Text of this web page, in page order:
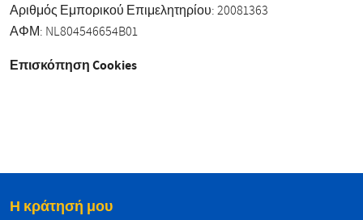
Αριθμός Εμπορικού Επιμελητηρίου: 20081363
ΑΦΜ: NL804546654B01
Επισκόπηση Cookies
Η κράτησή μου